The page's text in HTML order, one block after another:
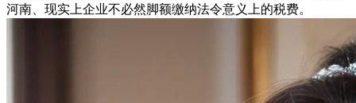
河南、现实上企业不必然脚额缴纳法令意义上的税费。